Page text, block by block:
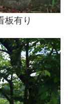
板有り